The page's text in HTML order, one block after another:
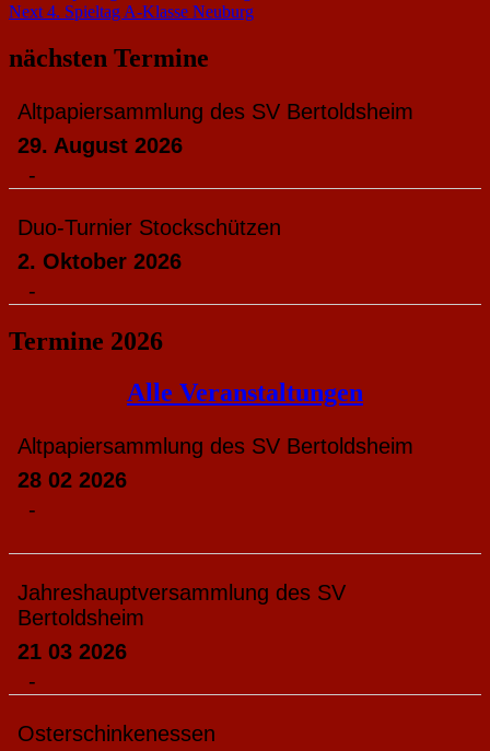
Next 4. Spieltag A-Klasse Neuburg
nächsten Termine
Altpapiersammlung des SV Bertoldsheim
29. August 2026
-
Duo-Turnier Stockschützen
2. Oktober 2026
-
Termine 2026
Alle Veranstaltungen
Altpapiersammlung des SV Bertoldsheim
28 02 2026
-
Jahreshauptversammlung des SV
Bertoldsheim
21 03 2026
-
Osterschinkenessen